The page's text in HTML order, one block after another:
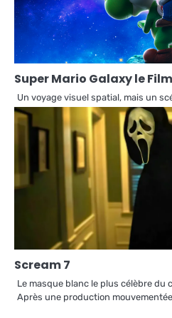
Super Mario Galaxy le Film
Un voyage visuel spatial, mais un
Scream 7
Le masque blanc le plus célèbre du
Après une production